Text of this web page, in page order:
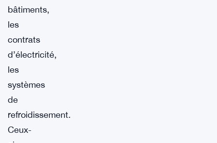
bâtiments,
les
contrats
d’électricité,
les
systèmes
de
refroidissement.
Ceux-